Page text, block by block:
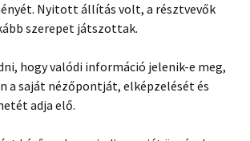
Nyitott állítás volt, a résztvevők
szerepet játszottak.
hogy valódi információ jelenik-e meg,
a saját nézőpontját, elképzelését és
adja elő.